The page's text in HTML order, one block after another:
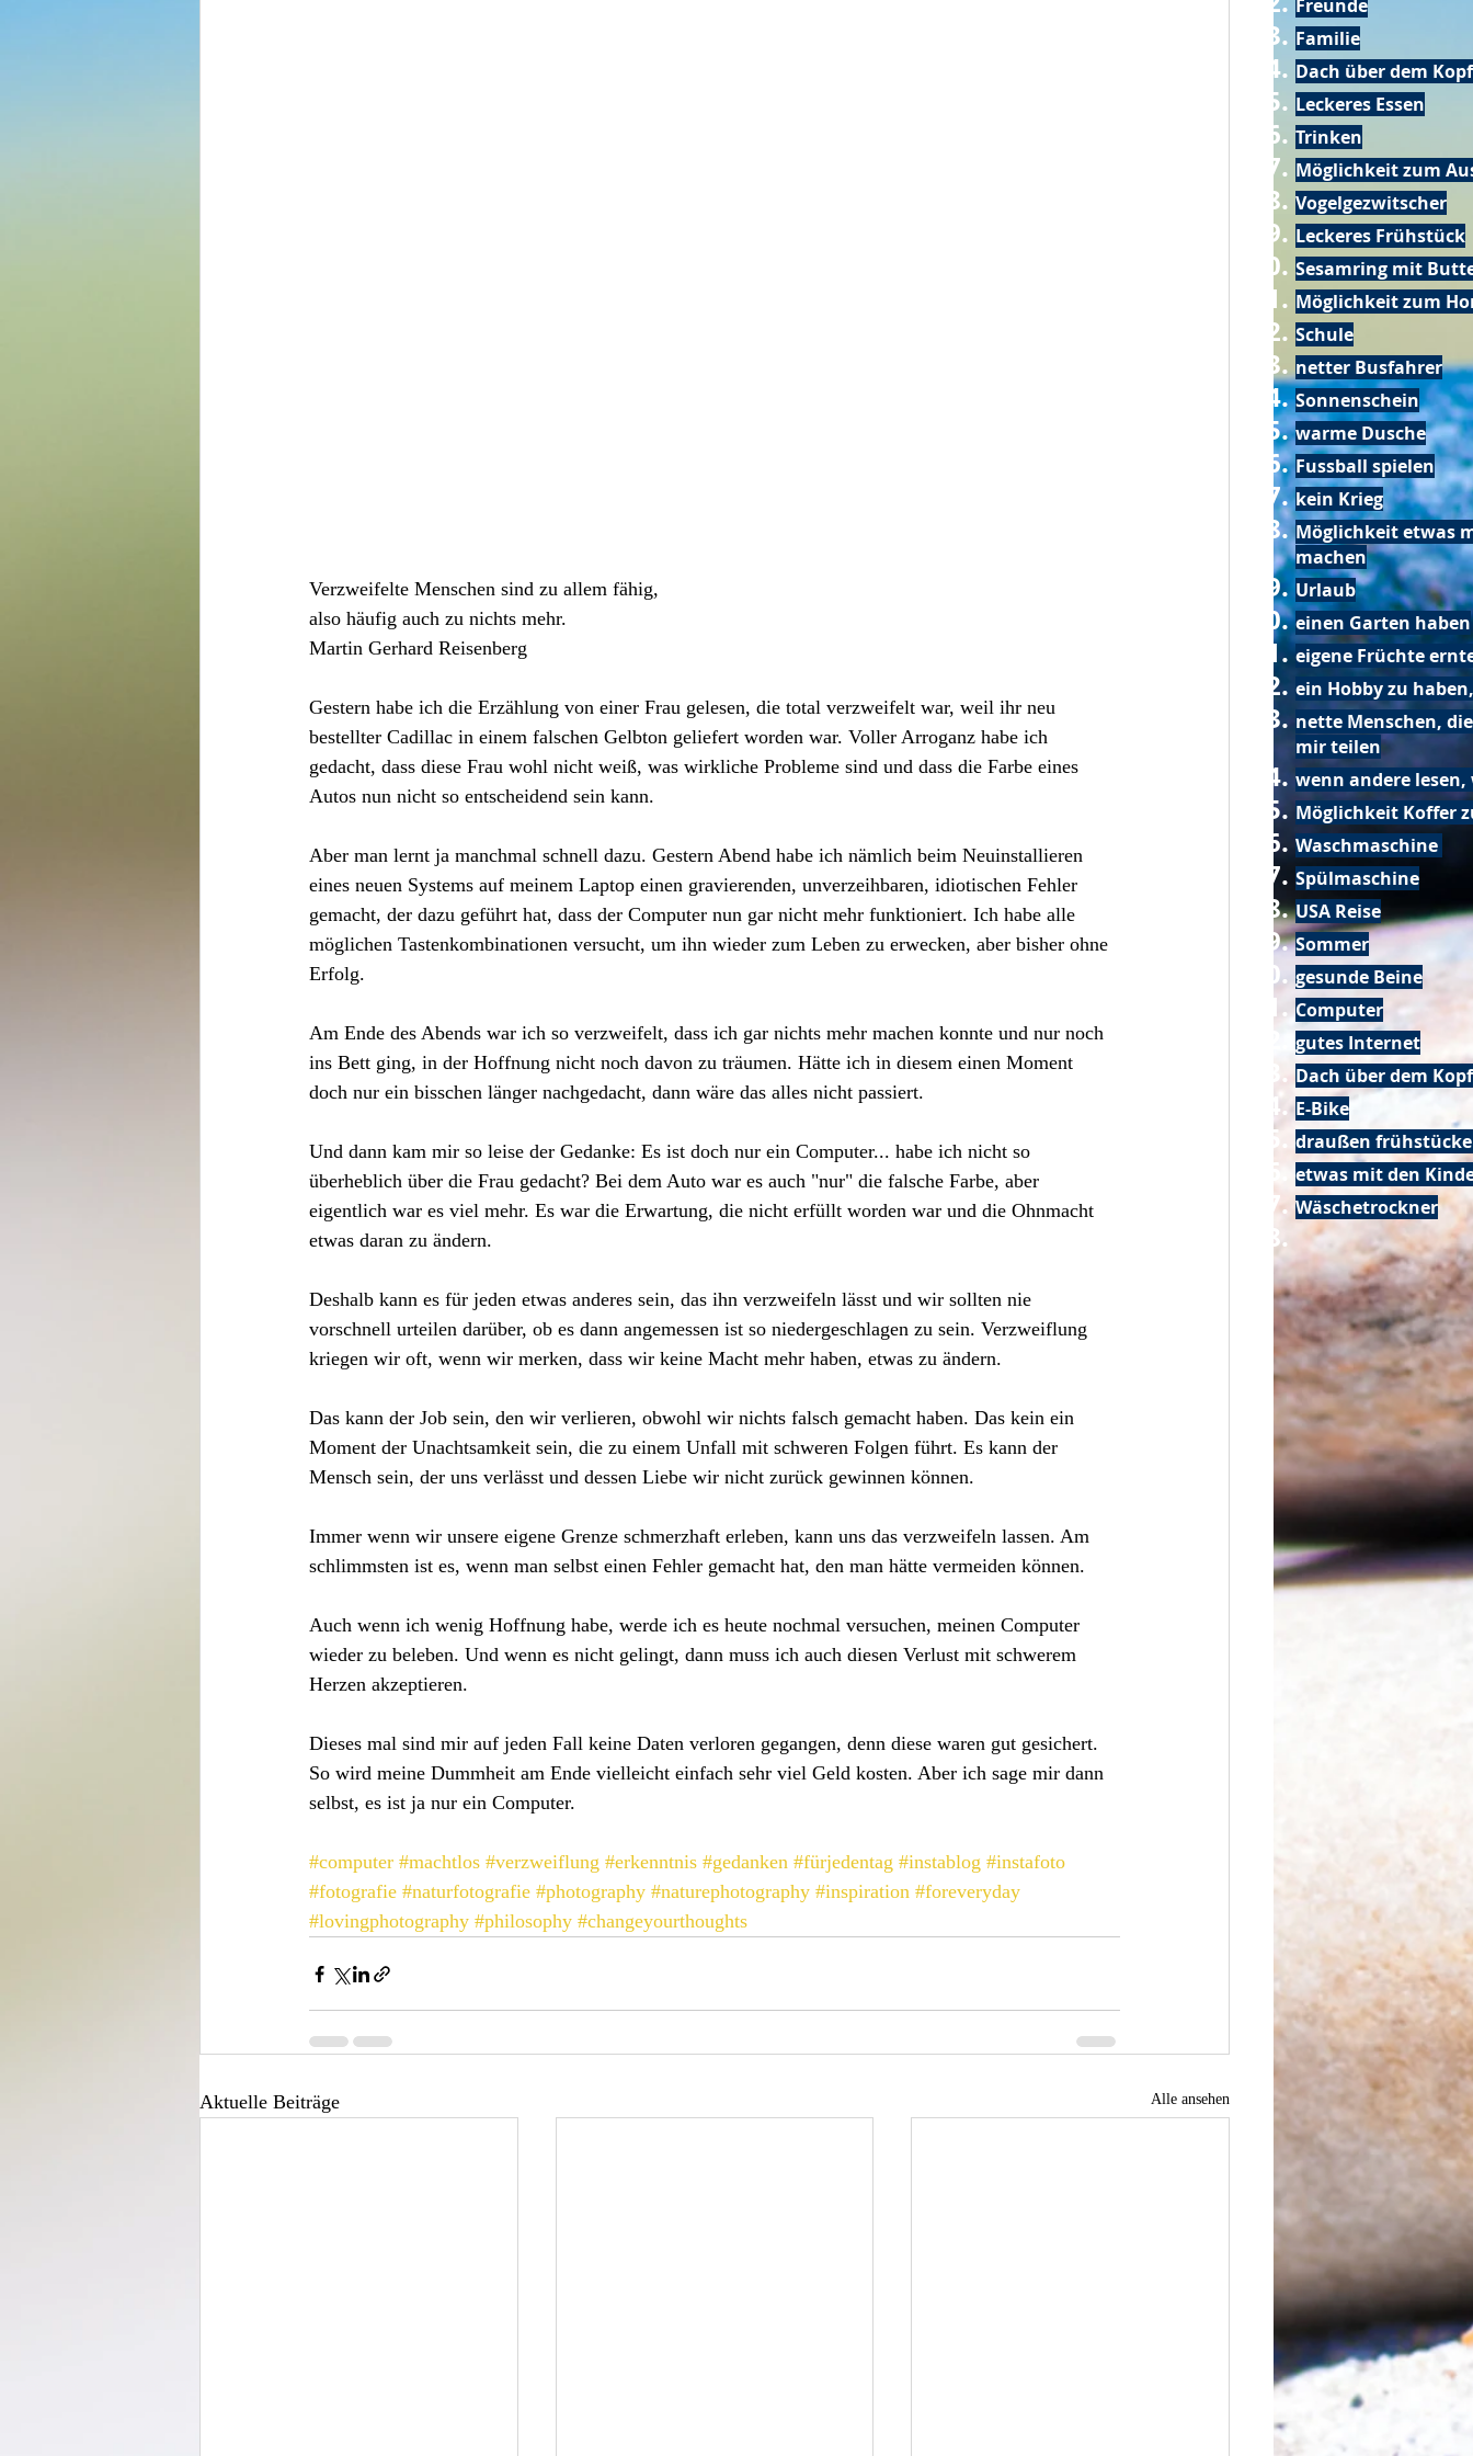
Verzweifelte Menschen sind zu allem fähig,
also häufig auch zu nichts mehr.
Martin Gerhard Reisenberg
Gestern habe ich die Erzählung von einer Frau gelesen, die total verzweifelt war, weil ihr neu
bestellter Cadillac in einem falschen Gelbton geliefert worden war. Voller Arroganz habe ich
gedacht, dass diese Frau wohl nicht weiß, was wirkliche Probleme sind und dass die Farbe eines
Autos nun nicht so entscheidend sein kann.
Aber man lernt ja manchmal schnell dazu. Gestern Abend habe ich nämlich beim Neuinstallieren
eines neuen Systems auf meinem Laptop einen gravierenden, unverzeihbaren, idiotischen Fehler
gemacht, der dazu geführt hat, dass der Computer nun gar nicht mehr funktioniert. Ich habe alle
möglichen Tastenkombinationen versucht, um ihn wieder zum Leben zu erwecken, aber bisher ohne
Erfolg.
Am Ende des Abends war ich so verzweifelt, dass ich gar nichts mehr machen konnte und nur noch
ins Bett ging, in der Hoffnung nicht noch davon zu träumen. Hätte ich in diesem einen Moment
doch nur ein bisschen länger nachgedacht, dann wäre das alles nicht passiert.
Und dann kam mir so leise der Gedanke: Es ist doch nur ein Computer... habe ich nicht so
überheblich über die Frau gedacht? Bei dem Auto war es auch "nur" die falsche Farbe, aber
eigentlich war es viel mehr. Es war die Erwartung, die nicht erfüllt worden war und die Ohnmacht
etwas daran zu ändern.
Deshalb kann es für jeden etwas anderes sein, das ihn verzweifeln lässt und wir sollten nie
vorschnell urteilen darüber, ob es dann angemessen ist so niedergeschlagen zu sein. Verzweiflung
kriegen wir oft, wenn wir merken, dass wir keine Macht mehr haben, etwas zu ändern.
Das kann der Job sein, den wir verlieren, obwohl wir nichts falsch gemacht haben. Das kein ein
Moment der Unachtsamkeit sein, die zu einem Unfall mit schweren Folgen führt. Es kann der
Mensch sein, der uns verlässt und dessen Liebe wir nicht zurück gewinnen können.
Immer wenn wir unsere eigene Grenze schmerzhaft erleben, kann uns das verzweifeln lassen. Am
schlimmsten ist es, wenn man selbst einen Fehler gemacht hat, den man hätte vermeiden können.
Auch wenn ich wenig Hoffnung habe, werde ich es heute nochmal versuchen, meinen Computer
wieder zu beleben. Und wenn es nicht gelingt, dann muss ich auch diesen Verlust mit schwerem
Herzen akzeptieren.
Dieses mal sind mir auf jeden Fall keine Daten verloren gegangen, denn diese waren gut gesichert.
So wird meine Dummheit am Ende vielleicht einfach sehr viel Geld kosten. Aber ich sage mir dann
selbst, es ist ja nur ein Computer.
#computer #machtlos #verzweiflung #erkenntnis #gedanken #fürjedentag #instablog #instafoto
#fotografie #naturfotografie #photography #naturephotography #inspiration #foreveryday
#lovingphotography #philosophy #changeyourthoughts
Aktuelle Beiträge Alle ansehen
Freunde
Familie
Dach über dem Kopf
Leckeres Essen
Trinken
Möglichkeit zum
Vogelgezwitscher
Leckeres Frühstück
Sesamring mit
Möglichkeit zum
Schule
netter Busfahrer
Sonnenschein
warme Dusche
Fussball spielen
kein Krieg
Möglichkeit etwas
machen
Urlaub
einen Garten haben
eigene Früchte
ein Hobby zu
nette Menschen,
mir teilen
wenn andere lesen,
Möglichkeit Koffer
Waschmaschine
Spülmaschine
USA Reise
Sommer
gesunde Beine
Computer
gutes Internet
Dach über dem Kopf
E-Bike
draußen
etwas mit den
Wäschetrockner